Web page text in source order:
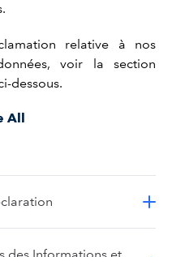
relative à nos
voir la section
dessous.
All